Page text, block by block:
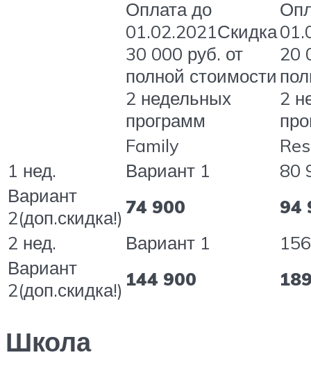
Оплата до
01.02.2021Скидка
30 000 руб. от
полной стоимости
2 недельных
программ
20
2
Family
1 нед.
Вариант 1
80
Вариант
2(доп.скидка!) 74 900
94
2 нед.
Вариант 1
Вариант
2(доп.скидка!) 144 900
Школа